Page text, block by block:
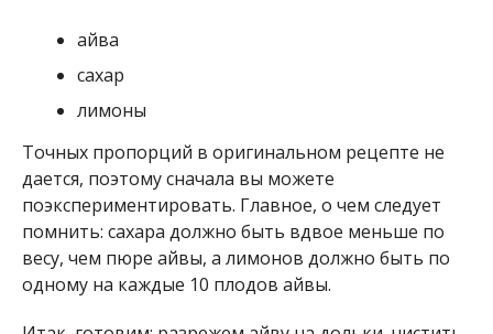
айва
сахар
лимоны
Точных пропорций в оригинальном рецепте не
дается, поэтому сначала вы можете
поэкспериментировать. Главное, о чем следует
помнить: сахара должно быть вдвое меньше по
весу, чем пюре айвы, а лимонов должно быть по
одному на каждые 10 плодов айвы.